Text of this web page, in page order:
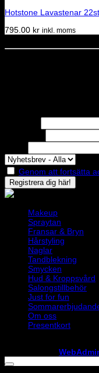
Hotstone Lavastenar 22st
795.00 kr inkl. moms
Genom att fortsätta
Makeup
Spraytan
Fransar & Bryn
Hårstyling
Naglar
Tandblekning
Smycken
Hud & Kroppsvård
Salongstillbehör
Just for fun
Om oss
Presentkort